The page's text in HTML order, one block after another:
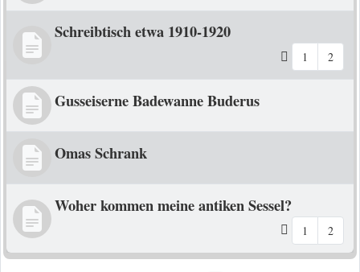
Schreibtisch etwa 1910-1920
1 2
Gusseiserne Badewanne Buderus
Omas Schrank
Woher kommen meine antiken Sessel?
1 2